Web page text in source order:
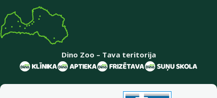
Dino Zoo – Tava teritorija